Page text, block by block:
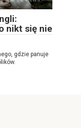
nikt się nie
gdzie panuje